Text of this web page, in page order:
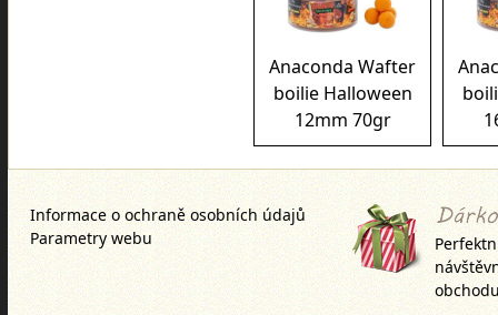
Anaconda Wafter
boilie Halloween
12mm 70gr
Informace o ochraně osobních údajů
Parametry webu